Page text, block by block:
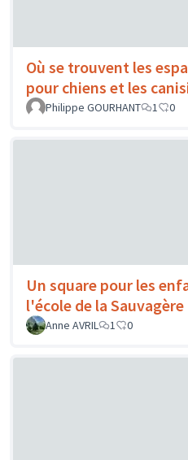
Où se trouvent les
pour chiens et les
Philippe GOURHANT
1 0
Un square pour les
l'école de la Sauvagère
Anne AVRIL
1 0